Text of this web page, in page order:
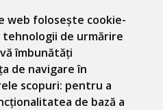
web folosește cookie-
tehnologii de urmărire
îmbunătăți
de navigare în
scopuri: pentru a
de bază a
GDPR
100% prevederile GDPR.